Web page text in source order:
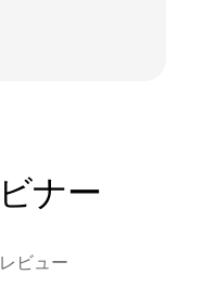
ナー
ビュー